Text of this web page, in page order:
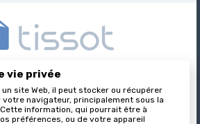
formulaires juridiques immobiliers,
et leader sur son marché.
vie privée
site Web, il peut stocker ou récupérer
navigateur, principalement sous la
information, qui pourrait être à
préférences, ou de votre appareil